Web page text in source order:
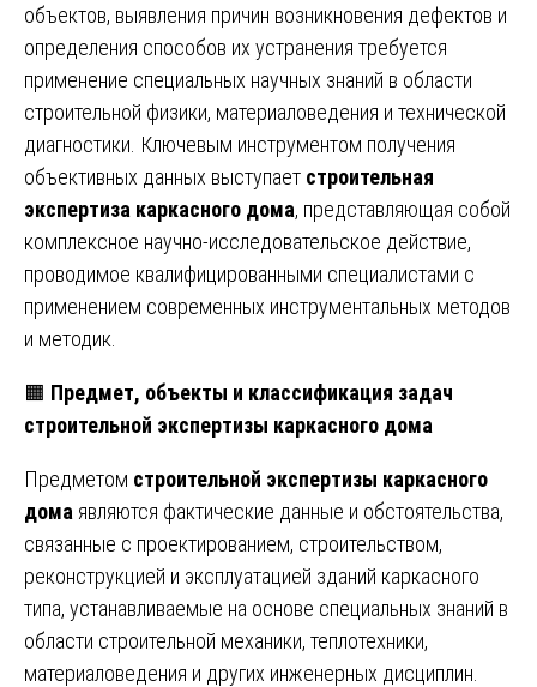
объектов, выявления причин возникновения дефектов и
определения способов их устранения требуется
применение специальных научных знаний в области
строительной физики, материаловедения и технической
диагностики. Ключевым инструментом получения
объективных данных выступает строительная
экспертиза каркасного дома, представляющая собой
комплексное научно-исследовательское действие,
проводимое квалифицированными специалистами с
применением современных инструментальных методов
и методик.
🟧 Предмет, объекты и классификация задач
строительной экспертизы каркасного дома
Предметом строительной экспертизы каркасного
дома являются фактические данные и обстоятельства,
связанные с проектированием, строительством,
реконструкцией и эксплуатацией зданий каркасного
типа, устанавливаемые на основе специальных знаний в
области строительной механики, теплотехники,
материаловедения и других инженерных дисциплин.